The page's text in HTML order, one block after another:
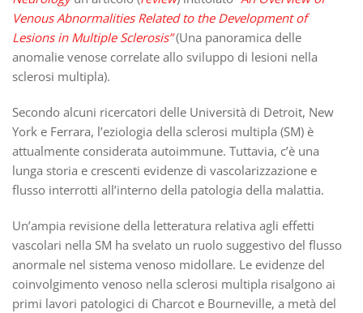
Venous Abnormalities Related to the Development of
Lesions in Multiple Sclerosis”(Una panoramica delle
anomalie venose correlate allo sviluppo di lesioni nella
sclerosi multipla).
Secondo alcuni ricercatori delle Università di Detroit, New
York e Ferrara, l’eziologia della sclerosi multipla (SM) è
attualmente considerata autoimmune. Tuttavia, c’è una
lunga storia e crescenti evidenze di vascolarizzazione e
flusso interrotti all’interno della patologia della malattia.
Un’ampia revisione della letteratura relativa agli effetti
vascolari nella SM ha svelato un ruolo suggestivo del flusso
anormale nel sistema venoso midollare. Le evidenze del
coinvolgimento venoso nella sclerosi multipla risalgono ai
primi lavori patologici di Charcot e Bourneville, a metà del